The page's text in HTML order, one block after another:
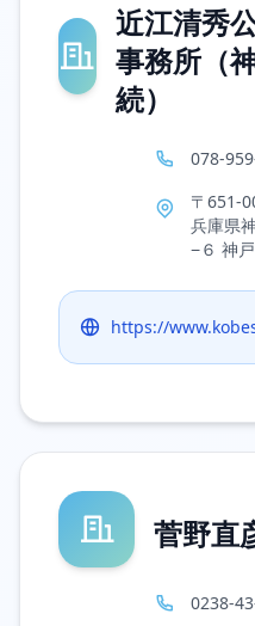
近江清秀
事務所（
続）
078-
〒651-
兵庫県
−６ 神
https://
菅野直
0238-